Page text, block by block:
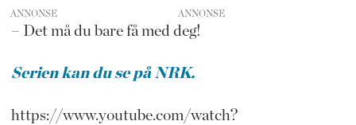
ANNONSE
– Det må du bare få med deg!
Serien kan du se på NRK.
https://www.youtube.com/watch?